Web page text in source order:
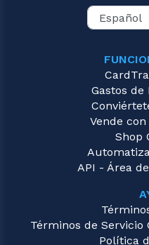
Gastos de
Vende con
Shop
API - Área
Términos de Servicio
Política